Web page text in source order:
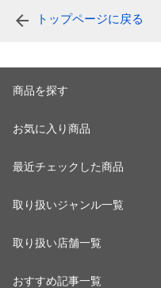
トップページに戻る
商品を探す
お気に入り商品
最近チェックした商品
取り扱いジャンル一覧
取り扱い店舗一覧
おすすめ記事一覧